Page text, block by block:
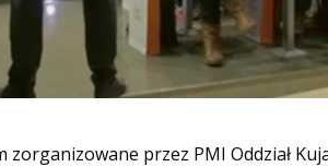
przez PMI Oddział